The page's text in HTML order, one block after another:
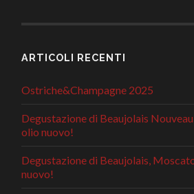
ARTICOLI RECENTI
Ostriche&Champagne 2025
Degustazione di Beaujolais
olio nuovo!
Degustazione di Beaujolais,
nuovo!